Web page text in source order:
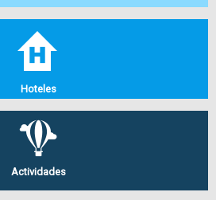
Hoteles
Actividades